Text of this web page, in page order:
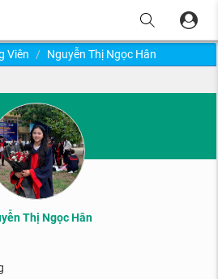
Viên
Nguyễn Thị Ngọc Hân
Thị Ngọc Hân